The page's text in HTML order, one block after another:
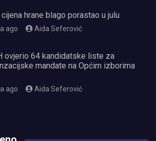
hrane blago porastao u julu
ago Aida Seferović
ovjerio 64 kandidatske liste za
mandate na Općim izborima
ago Aida Seferović